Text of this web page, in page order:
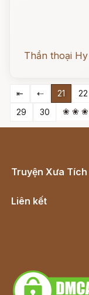
Thần thoại
⇤ ⇠ 21 22
29
30 ❀ ❀ ❀
Truyện Xưa Tích
Liên kết